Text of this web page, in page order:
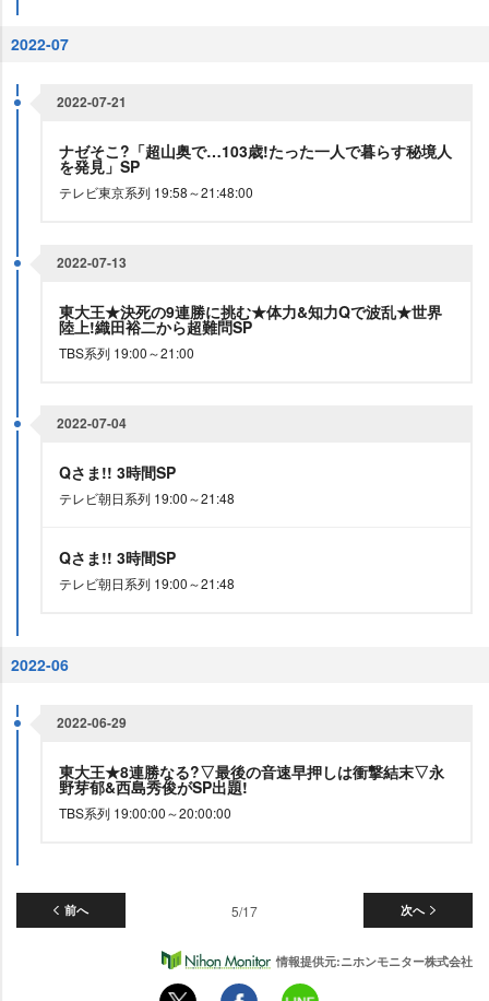
2022-07
2022-07-21
ナゼそこ?「超山奥で…103歳!たった一人で暮らす秘境人
を発見」SP
テレビ東京系列 19:58～21:48:00
2022-07-13
東大王★決死の9連勝に挑む★体力&知力Qで波乱★世界
陸上!織田裕二から超難問SP
TBS系列 19:00～21:00
2022-07-04
Qさま!! 3時間SP
テレビ朝日系列 19:00～21:48
Qさま!! 3時間SP
テレビ朝日系列 19:00～21:48
2022-06
2022-06-29
東大王★8連勝なる?▽最後の音速早押しは衝撃結末▽永
野芽郁&西島秀俊がSP出題!
TBS系列 19:00:00～20:00:00
前へ 次へ
5/17
情報提供元:ニホンモニター株式会社